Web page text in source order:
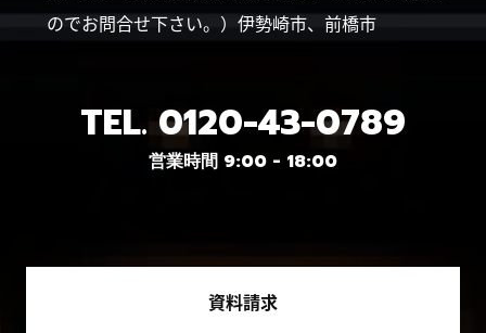
のでお問合せ下さい。）伊勢崎市、前橋市
TEL. 0120-43-0789
営業時間 9:00 - 18:00
資料請求